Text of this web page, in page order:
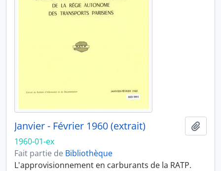
Janvier - Février 1960 (extrait)
1960-01-ex
Fait partie de Bibliothèque
L'approvisionnement en carburants de la RATP.